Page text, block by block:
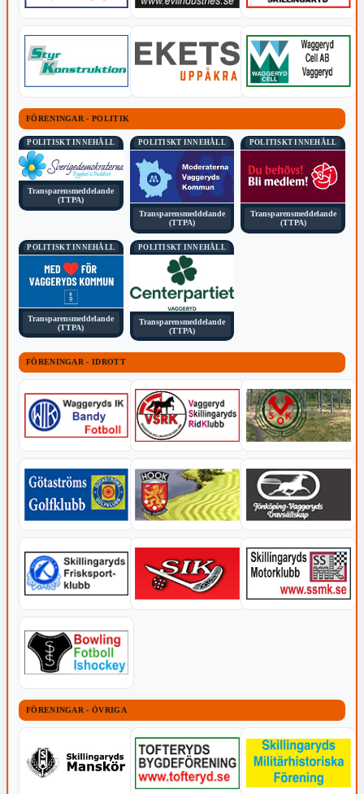
FÖRENINGAR - POLITIK
POLITISKT INNEHÅLL
Transparensmeddelande
(TTPA)
POLITISKT INNEHÅLL
Transparensmeddelande
(TTPA)
POLITISKT INNEHÅLL
Transparensmeddelande
(TTPA)
POLITISKT INNEHÅLL
Transparensmeddelande
(TTPA)
POLITISKT INNEHÅLL
Transparensmeddelande
(TTPA)
FÖRENINGAR - IDROTT
FÖRENINGAR - ÖVRIGA